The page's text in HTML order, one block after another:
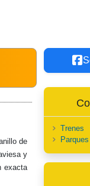
de
y
exacta
Trenes